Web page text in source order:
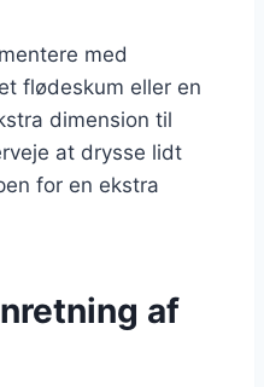
med
flødeskum eller en
dimension til
at drysse lidt
for en ekstra
af